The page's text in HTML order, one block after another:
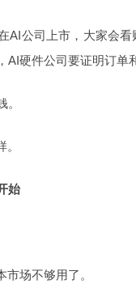
AI公司上市，大家会
AI硬件公司要证明订单
始
场不够用了。